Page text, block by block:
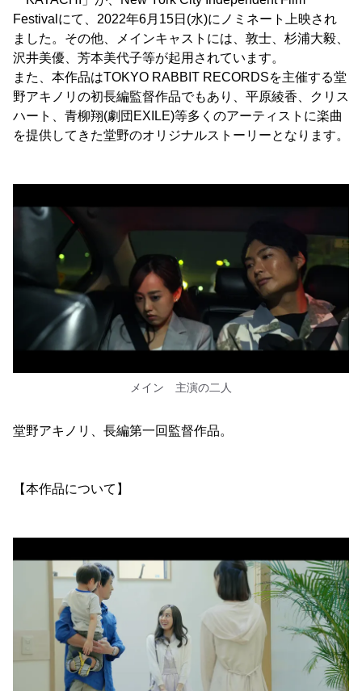
Festivalにて、2022年6月15日(水)にノミネート上映され
ました。その他、メインキャストには、敦士、杉浦大毅、
沢井美優、芳本美代子等が起用されています。
また、本作品はTOKYO RABBIT RECORDSを主催する堂
野アキノリの初長編監督作品でもあり、平原綾香、クリス
ハート、青柳翔(劇団EXILE)等多くのアーティストに楽曲
を提供してきた堂野のオリジナルストーリーとなります。
メイン 主演の二人
堂野アキノリ、長編第一回監督作品。
【本作品について】